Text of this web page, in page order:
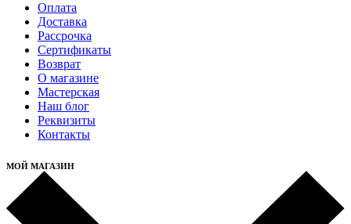
Оплата
Доставка
Рассрочка
Cертификаты
Возврат
О магазине
Мастерская
Наш блог
Реквизиты
Контакты
МОЙ МАГАЗИН